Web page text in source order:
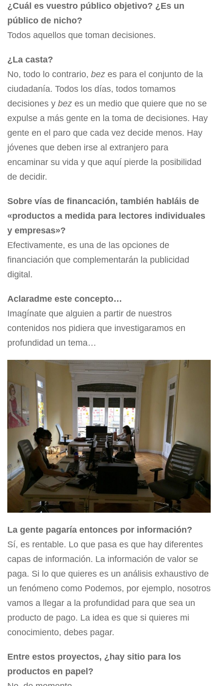
¿Cuál es vuestro público objetivo? ¿Es un
público de nicho?
Todos aquellos que toman decisiones.
¿La casta?
No, todo lo contrario, bez es para el conjunto de la
ciudadanía. Todos los días, todos tomamos
decisiones y bez es un medio que quiere que no se
expulse a más gente en la toma de decisiones. Hay
gente en el paro que cada vez decide menos. Hay
jóvenes que deben irse al extranjero para
encaminar su vida y que aquí pierde la posibilidad
de decidir.
Sobre vías de financación, también habláis de
«productos a medida para lectores individuales
y empresas»?
Efectivamente, es una de las opciones de
financiación que complementarán la publicidad
digital.
Aclaradme este concepto…
Imagínate que alguien a partir de nuestros
contenidos nos pidiera que investigaramos en
profundidad un tema…
La gente pagaría entonces por información?
Sí, es rentable. Lo que pasa es que hay diferentes
capas de información. La información de valor se
paga. Si lo que quieres es un análisis exhaustivo de
un fenómeno como Podemos, por ejemplo, nosotros
vamos a llegar a la profundidad para que sea un
producto de pago. La idea es que si quieres mi
conocimiento, debes pagar.
Entre estos proyectos, ¿hay sitio para los
productos en papel?